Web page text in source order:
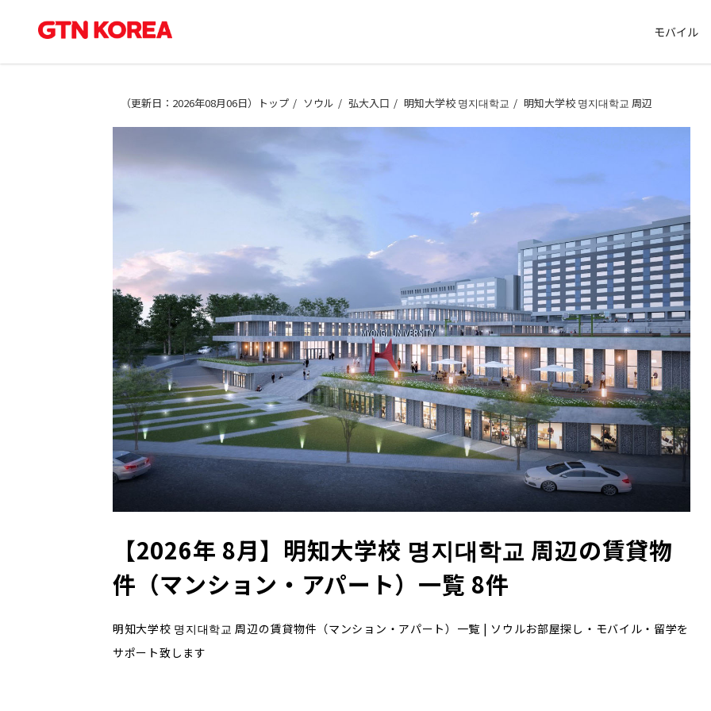
モバイル
（更新日：2026年08月06日） トップ ソウル 弘大入口 明知大学校 명지대학교 明知大学校 명지대학교 周辺
【2026年 8月】明知大学校 명지대학교 周辺の賃貸物
件（マンション・アパート）一覧 8件
明知大学校 명지대학교 周辺の賃貸物件（マンション・アパート）一覧 | ソウルお部屋探し・モバイル・留学を
サポート致します